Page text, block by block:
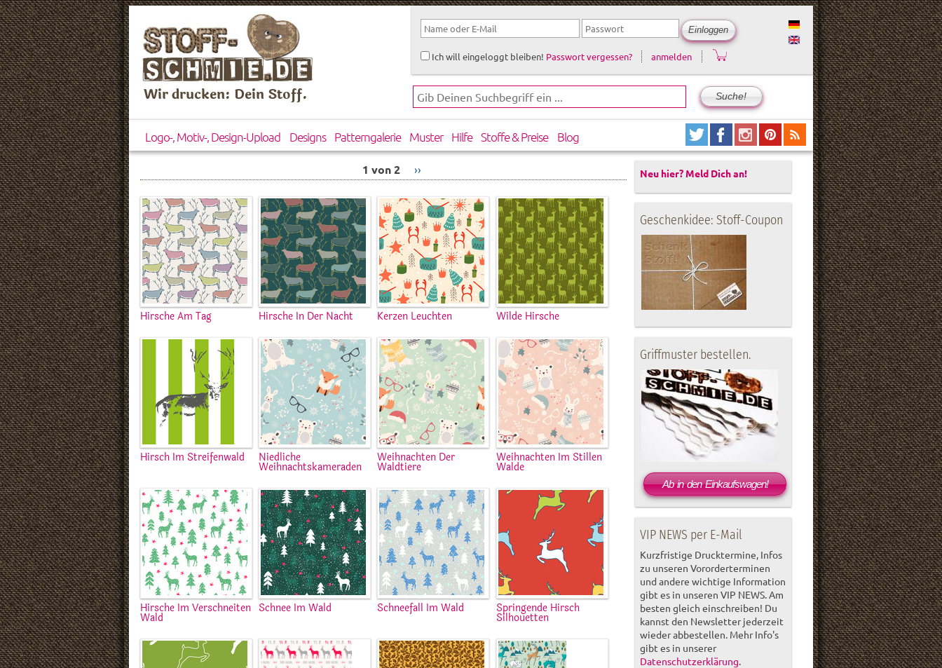
Wir drucken: Dein Stoff.
Ich will eingeloggt bleiben! Passwort vergessen? anmelden
Logo-, Motiv-, Design-Upload Designs Patterngalerie Muster Hilfe Stoffe & Preise Blog
1 von 2 ››
Hirsche Am Tag Hirsche In Der Nacht Kerzen Leuchten Wilde Hirsche
Hirsch Im Streifenwald Niedliche
Weihnachtskameraden
Weihnachten Der
Waldtiere
Weihnachten Im Stillen
Walde
Hirsche Im Verschneiten
Wald
Schnee Im Wald Schneefall Im Wald Springende Hirsch
Silhouetten
Neu hier? Meld Dich an!
Geschenkidee: Stoff-Coupon
Griffmuster bestellen.
Ab in den Einkaufswagen!
VIP NEWS per E-Mail
Kurzfristige Drucktermine, Infos
zu unseren Vororderterminen
und andere wichtige Information
gibt es in unseren VIP NEWS. Am
besten gleich einschreiben! Du
kannst den Newsletter jederzeit
wieder abbestellen. Mehr Info's
gibt es in unserer
Datenschutzerklärung.